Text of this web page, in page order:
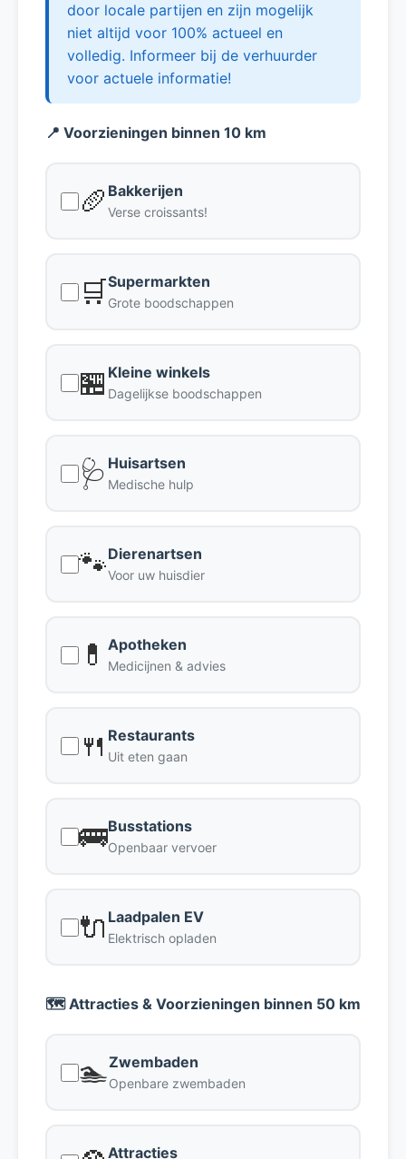
door locale partijen en zijn mogelijk
niet altijd voor 100% actueel en
volledig. Informeer bij de verhuurder
voor actuele informatie!
📍 Voorzieningen binnen 10 km
🥖 Bakkerijen
Verse croissants!
🛒Supermarkten
Grote boodschappen
🏪 Kleine winkels
Dagelijkse boodschappen
🩺 Huisartsen
Medische hulp
🐾Dierenartsen
Voor uw huisdier
💊 Apotheken
Medicijnen & advies
🍴 Restaurants
Uit eten gaan
🚌Busstations
Openbaar vervoer
🔌 Laadpalen EV
Elektrisch opladen
🗺️ Attracties & Voorzieningen binnen 50 km
🏊Zwembaden
Openbare zwembaden
Attracties